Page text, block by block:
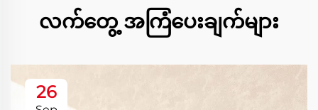
လက်တွေ့ အကြံပေးချက်များ
26